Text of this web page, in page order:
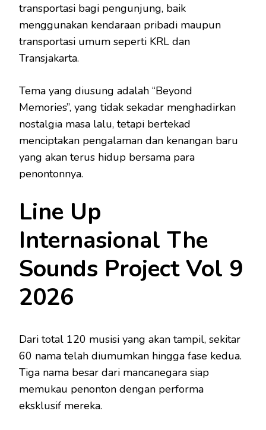
transportasi bagi pengunjung, baik
menggunakan kendaraan pribadi maupun
transportasi umum seperti KRL dan
Transjakarta.
Tema yang diusung adalah “Beyond
Memories”, yang tidak sekadar menghadirkan
nostalgia masa lalu, tetapi bertekad
menciptakan pengalaman dan kenangan baru
yang akan terus hidup bersama para
penontonnya.
Line Up
Internasional The
Sounds Project Vol 9
2026
Dari total 120 musisi yang akan tampil, sekitar
60 nama telah diumumkan hingga fase kedua.
Tiga nama besar dari mancanegara siap
memukau penonton dengan performa
eksklusif mereka.